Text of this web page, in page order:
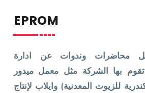
Quick Links
Centers Institutes
Contact Us Sitemap
EPROM
محاضرات وندوات عن ادارة
بها الشركة مثل معمل ميدور
للزيوت المعدنية) وايلاب لإنتاج